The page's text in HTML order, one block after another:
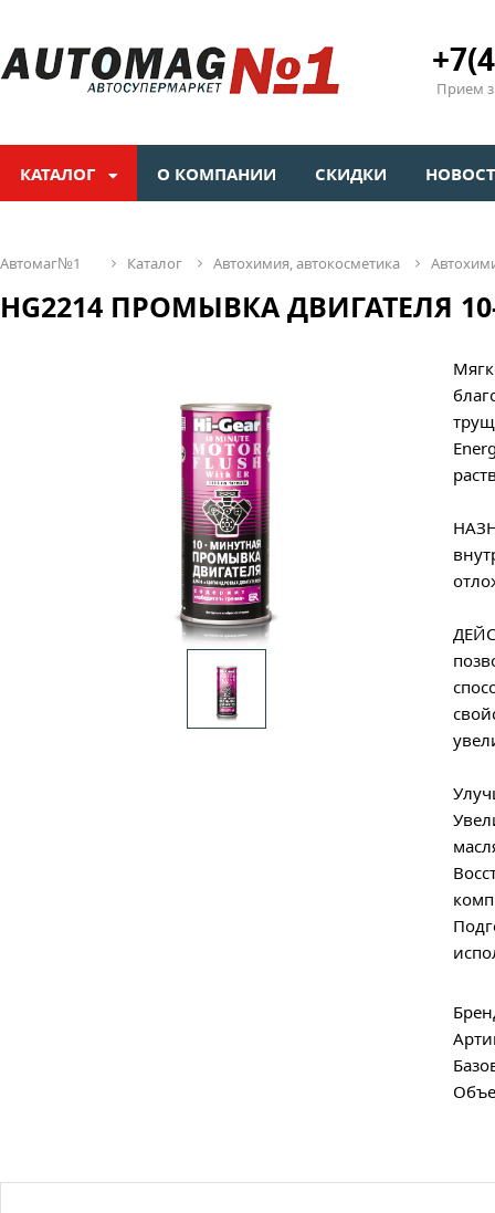
Прием
КАТАЛОГ О КОМПАНИИ СКИДКИ
автомаг№1 каталог автохимия, автокосметика
HG2214 ПРОМЫВКА ДВИГАТЕЛЯ